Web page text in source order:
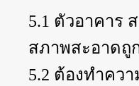
5.1 ตัวอาคาร
สภาพสะอาด
5.2 ต้องทำคว